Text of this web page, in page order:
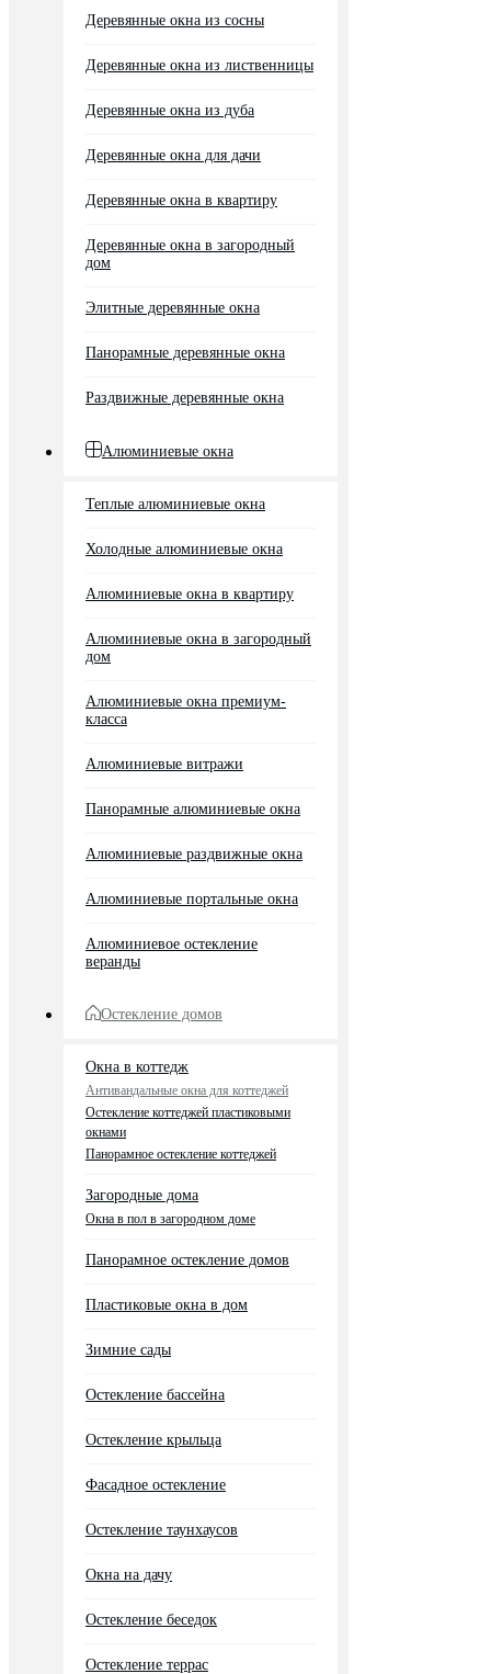
Деревянные окна из сосны
Деревянные окна из лиственницы
Деревянные окна из дуба
Деревянные окна для дачи
Деревянные окна в квартиру
Деревянные окна в загородный
дом
Элитные деревянные окна
Панорамные деревянные окна
Раздвижные деревянные окна
Алюминиевые окна
Теплые алюминиевые окна
Холодные алюминиевые окна
Алюминиевые окна в квартиру
Алюминиевые окна в загородный
дом
Алюминиевые окна премиум-
класса
Алюминиевые витражи
Панорамные алюминиевые окна
Алюминиевые раздвижные окна
Алюминиевые портальные окна
Алюминиевое остекление
веранды
Остекление домов
Окна в коттедж
Антивандальные окна для коттеджей
Остекление коттеджей пластиковыми
окнами
Панорамное остекление коттеджей
Загородные дома
Окна в пол в загородном доме
Панорамное остекление домов
Пластиковые окна в дом
Зимние сады
Остекление бассейна
Остекление крыльца
Фасадное остекление
Остекление таунхаусов
Окна на дачу
Остекление беседок
Остекление террас